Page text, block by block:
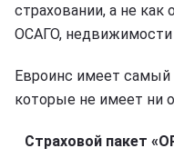
страховании, а не
ОСАГО, недвижимости
Евроинс имеет
которые не имеет ни
Страховой пакет